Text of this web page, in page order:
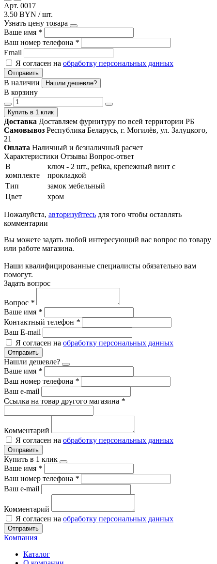
Арт. 0017
3.50 BYN / шт.
Узнать цену товара
Ваше имя *
Ваш номер телефона *
Email
Я согласен на обработку персональных данных
Отправить
В наличии Нашли дешевле?
В корзину
Купить в 1 клик
Доставка Доставляем фурнитуру по всей территории РБ
Самовывоз Республика Беларусь, г. Могилёв, ул. Залуцкого,
21
Оплата Наличный и безналичный расчет
Характеристики Отзывы Вопрос-ответ
В
комплекте
ключ - 2 шт., рейка, крепежный винт с
прокладкой
Тип
замок мебельный
Цвет
хром
Пожалуйста, авторизуйтесь для того чтобы оставлять
комментарии
Вы можете задать любой интересующий вас вопрос по товару
или работе магазина.
Наши квалифицированные специалисты обязательно вам
помогут.
Задать вопрос
Вопрос *
Ваше имя *
Контактный телефон *
Ваш E-mail
Я согласен на обработку персональных данных
Отправить
Нашли дешевле?
Ваше имя *
Ваш номер телефона *
Ваш e-mail
Ссылка на товар другого магазина *
Комментарий
Я согласен на обработку персональных данных
Отправить
Купить в 1 клик
Ваше имя *
Ваш номер телефона *
Ваш e-mail
Комментарий
Я согласен на обработку персональных данных
Отправить
Компания
Каталог